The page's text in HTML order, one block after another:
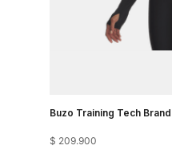
Buzo Training Tech
$ 209.900